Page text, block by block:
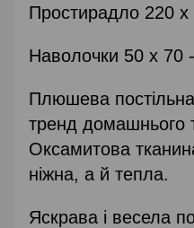
Простирадло 220
Наволочки 50 х 70
Плюшева
тренд домашнього
Оксамитова
ніжна, а й тепла.
Яскрава і весела